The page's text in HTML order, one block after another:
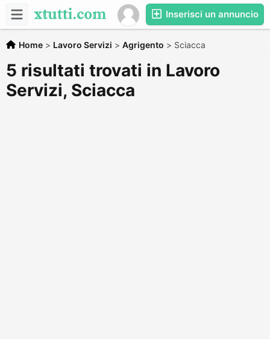
Inserisci un annuncio
Home > Lavoro Servizi > Agrigento > Sciacca
5 risultati trovati in Lavoro
Servizi, Sciacca